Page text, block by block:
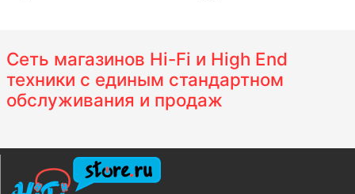
Сеть магазинов Hi-Fi и High End
техники с единым стандартном
обслуживания и продаж